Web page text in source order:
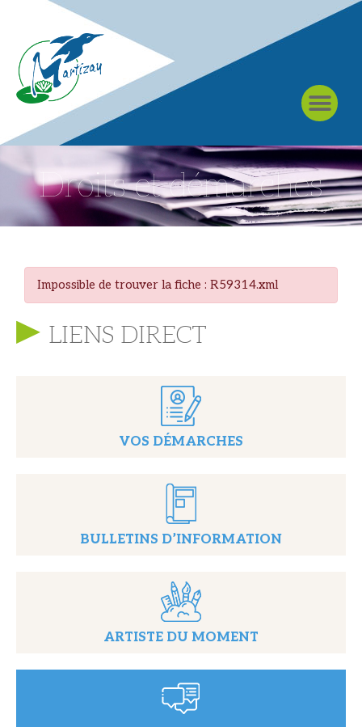
Droits et démarches
Impossible de trouver la fiche : R59314.xml
LIENS DIRECT
VOS DÉMARCHES
BULLETINS D’INFORMATION
ARTISTE DU MOMENT